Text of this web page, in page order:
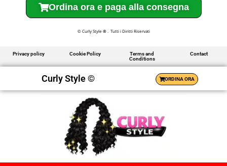
Ordina ora e paga alla consegna
© Curly Style ®. Tutti i Diritti Riservati
Privacy policy Cookie Policy
Terms and
Conditions
Contact
Curly Style © ORDINA ORA